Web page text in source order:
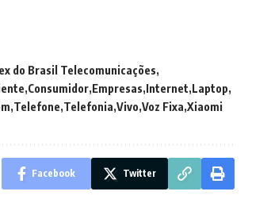
do Brasil Telecomunicações
Consumidor Empresas Internet Laptop
Telefone Telefonia Vivo Voz Fixa Xiaomi
Facebook Twitter